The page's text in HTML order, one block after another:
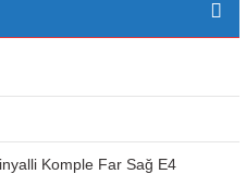
Komple Far Sağ E4